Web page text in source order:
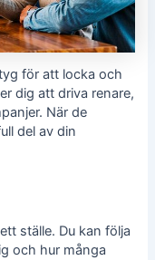
för att locka och
dig att driva renare,
När de
del av din
ställe. Du kan följa
och hur många